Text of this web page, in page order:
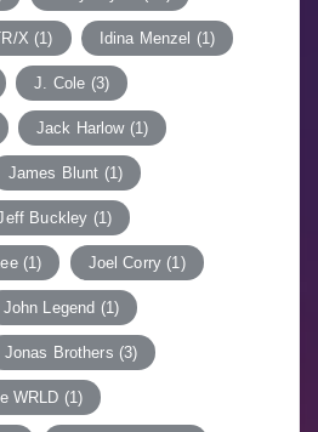
X (1) Idina Menzel (1)
J. Cole (3)
Jack Harlow(1)
James Blunt (1)
Buckley (1)
(1) Joel Corry (1)
John Legend (1)
Jonas Brothers (3)
WRLD (1)